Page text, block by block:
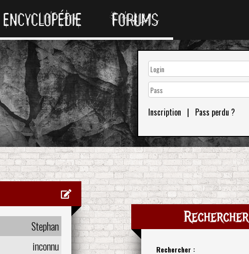
ENCYCLOPÉDIE FORUMS
Inscription | Pass perdu ?
Stephan
inconnu
Rechercher
Rechercher :